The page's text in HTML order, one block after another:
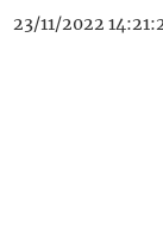
23/11/2022